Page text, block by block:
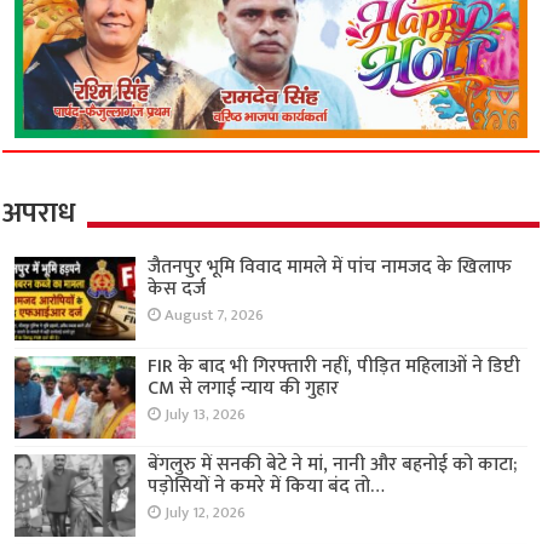
अपराध
जैतनपुर भूमि विवाद मामले में पांच नामजद के खिलाफ
केस दर्ज
August 7, 2026
FIR के बाद भी गिरफ्तारी नहीं, पीड़ित महिलाओं ने डिप्टी
CM से लगाई न्याय की गुहार
July 13, 2026
बेंगलुरु में सनकी बेटे ने मां, नानी और बहनोई को काटा;
पड़ोसियों ने कमरे में किया बंद तो…
July 12, 2026